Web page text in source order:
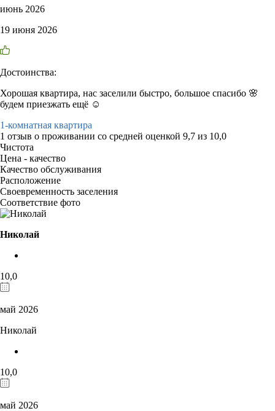
июнь 2026
19 июня 2026
Достоинства:
Хорошая квартира, нас заселили быстро, большое спасибо 🌸
будем приезжать ещё ☺️
1-комнатная квартира
1 отзыв о проживании со средней оценкой 9,7 из 10,0
Чистота
Цена - качество
Качество обслуживания
Расположение
Своевременность заселения
Соответствие фото
Николай
10,0
май 2026
Николай
10,0
май 2026